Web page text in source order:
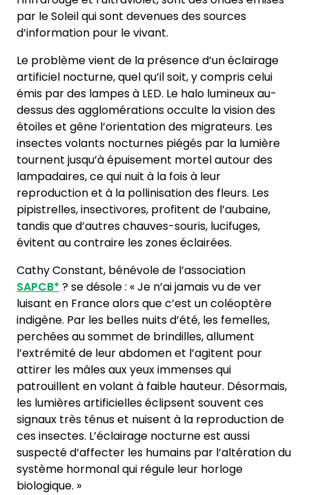
par le Soleil qui sont devenues des sources
d’information pour le vivant.
Le problème vient de la présence d’un éclairage
artificiel nocturne, quel qu’il soit, y compris celui
émis par des lampes à LED. Le halo lumineux au-
dessus des agglomérations occulte la vision des
étoiles et gêne l’orientation des migrateurs. Les
insectes volants nocturnes piégés par la lumière
tournent jusqu’à épuisement mortel autour des
lampadaires, ce qui nuit à la fois à leur
reproduction et à la pollinisation des fleurs. Les
pipistrelles, insectivores, profitent de l’aubaine,
tandis que d’autres chauves-souris, lucifuges,
évitent au contraire les zones éclairées.
Cathy Constant, bénévole de l’association
SAPCB* ? se désole : « Je n’ai jamais vu de ver
luisant en France alors que c’est un coléoptère
indigène. Par les belles nuits d’été, les femelles,
perchées au sommet de brindilles, allument
l’extrémité de leur abdomen et l’agitent pour
attirer les mâles aux yeux immenses qui
patrouillent en volant à faible hauteur. Désormais,
les lumières artificielles éclipsent souvent ces
signaux très ténus et nuisent à la reproduction de
ces insectes. L’éclairage nocturne est aussi
suspecté d’affecter les humains par l’altération du
système hormonal qui régule leur horloge
biologique. »